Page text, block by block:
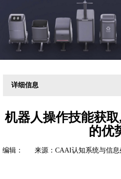
详细信息
机器人操作技能获
的优
编辑： 来源：CAAI认知系统与信